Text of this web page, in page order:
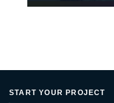
START YOUR PROJECT